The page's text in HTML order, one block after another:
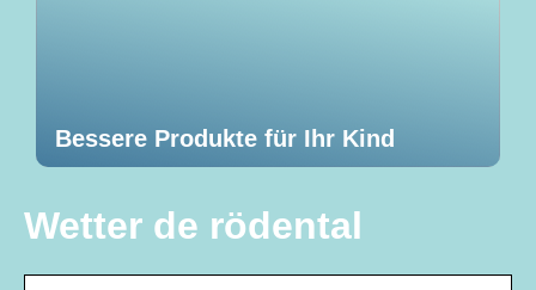
Bessere Produkte für Ihr Kind
Wetter de rödental